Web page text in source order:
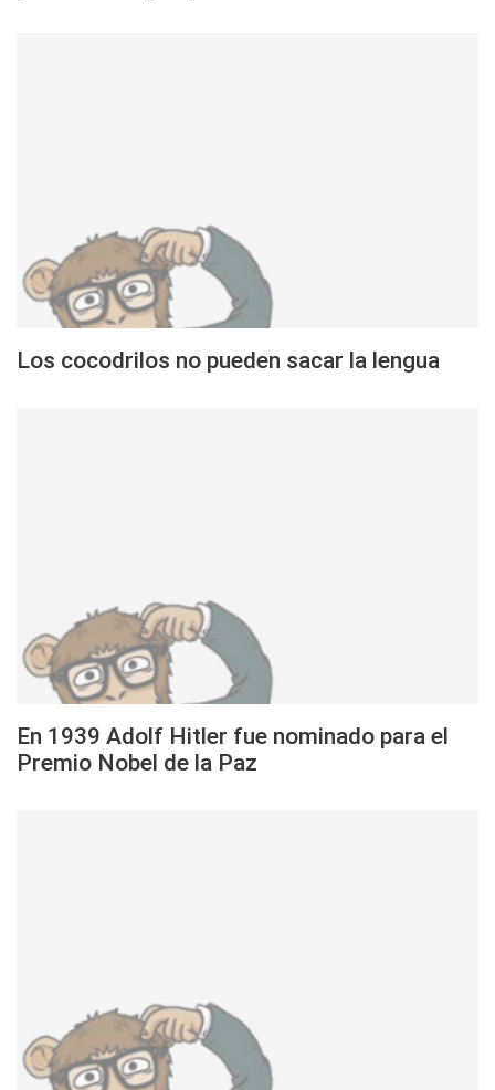
Los cocodrilos no pueden sacar la lengua
En 1939 Adolf Hitler fue nominado para el
Premio Nobel de la Paz